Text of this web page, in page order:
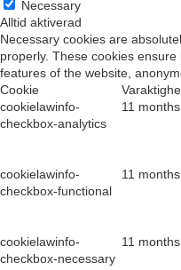
features of the website,
Cookie
cookielawinfo-
checkbox-analytics
11 months
cookielawinfo-
checkbox-functional
11 months
cookielawinfo-
checkbox-necessary
11 months
cookielawinfo-
checkbox-others
11 months